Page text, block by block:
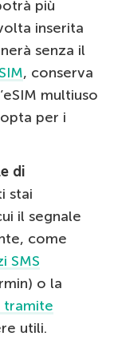
più
inserita
senza il
, conserva
multiuso
per i
di
stai
il segnale
come
SMS
o la
tramite
utili.